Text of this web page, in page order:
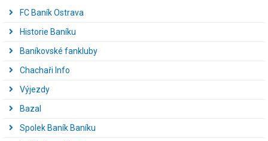
FC Baník Ostrava
Historie Baníku
Baníkovské fankluby
Chachaři Info
Výjezdy
Bazal
Spolek Baník Baníku